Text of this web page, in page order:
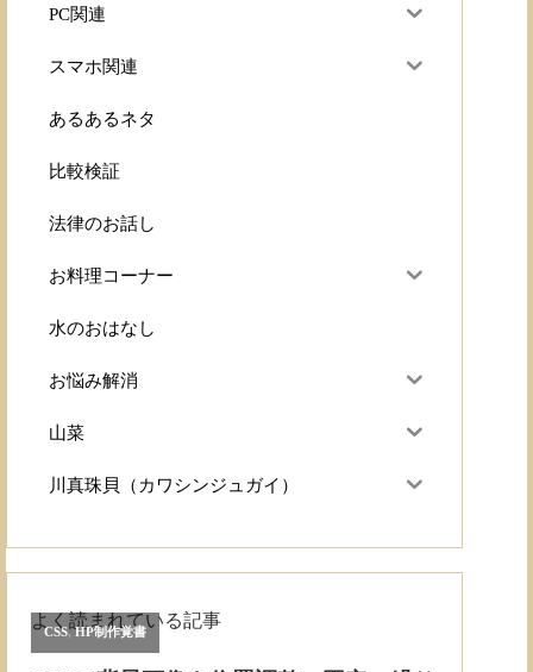
PC関連
スマホ関連
あるあるネタ
比較検証
法律のお話し
お料理コーナー
水のおはなし
お悩み解消
山菜
川真珠貝（カワシンジュガイ）
よく読まれている記事